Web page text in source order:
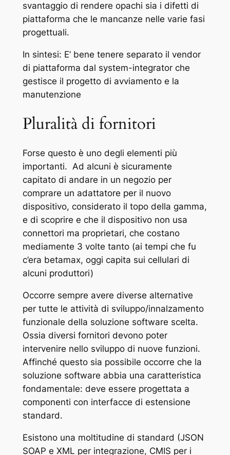
svantaggio di rendere opachi sia i difetti di
piattaforma che le mancanze nelle varie fasi
progettuali.
In sintesi: E’ bene tenere separato il vendor
di piattaforma dal system-integrator che
gestisce il progetto di avviamento e la
manutenzione
Pluralità di fornitori
Forse questo è uno degli elementi più
importanti. Ad alcuni è sicuramente
capitato di andare in un negozio per
comprare un adattatore per il nuovo
dispositivo, considerato il topo della gamma,
e di scoprire e che il dispositivo non usa
connettori ma proprietari, che costano
mediamente 3 volte tanto (ai tempi che fu
c’era betamax, oggi capita sui cellulari di
alcuni produttori)
Occorre sempre avere diverse alternative
per tutte le attività di sviluppo/innalzamento
funzionale della soluzione software scelta.
Ossia diversi fornitori devono poter
intervenire nello sviluppo di nuove funzioni.
Affinché questo sia possibile occorre che la
soluzione software abbia una caratteristica
fondamentale: deve essere progettata a
componenti con interfacce di estensione
standard.
Esistono una moltitudine di standard (JSON
SOAP e XML per integrazione, CMIS per i